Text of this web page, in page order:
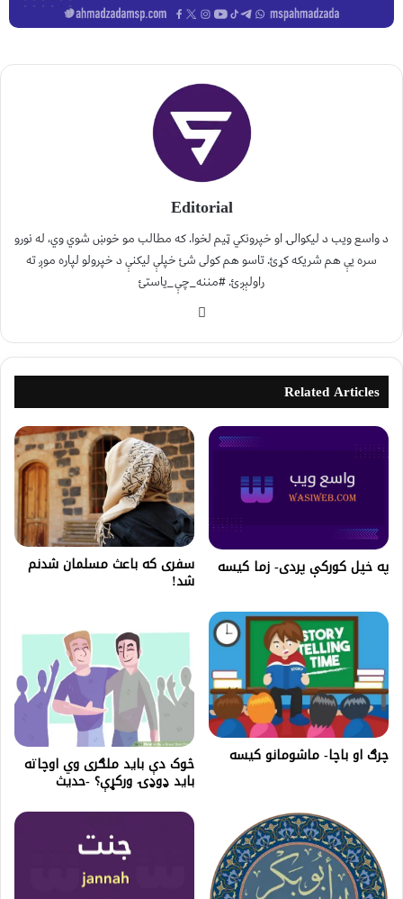
Editorial
د واسع ویب د لیکوالۍ او خپرونکي ټیم لخوا. که مطالب مو خوښ شوي وي، له نورو
سره یې هم شریکه کړئ. تاسو هم کولی شئ خپلې لیکنې د خپرولو لپاره موږ ته
راولېږئ. #مننه_چې_یاستئ
Related Articles
په خپل کورکې پردی- زما کیسه سفری که باعث مسلمان شدنم
شد!
چرګ او باچا- ماشومانو کیسه څوک دې باید ملګری وي اوچاته
باید ډوډۍ ورکړې؟ -حدیث